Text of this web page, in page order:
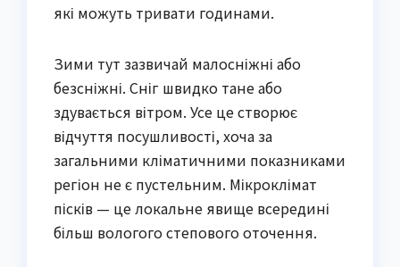
які можуть тривати годинами.
Зими тут зазвичай малосніжні або
безсніжні. Сніг швидко тане або
здувається вітром. Усе це створює
відчуття посушливості, хоча за
загальними кліматичними показниками
регіон не є пустельним. Мікроклімат
пісків — це локальне явище всередині
більш вологого степового оточення.